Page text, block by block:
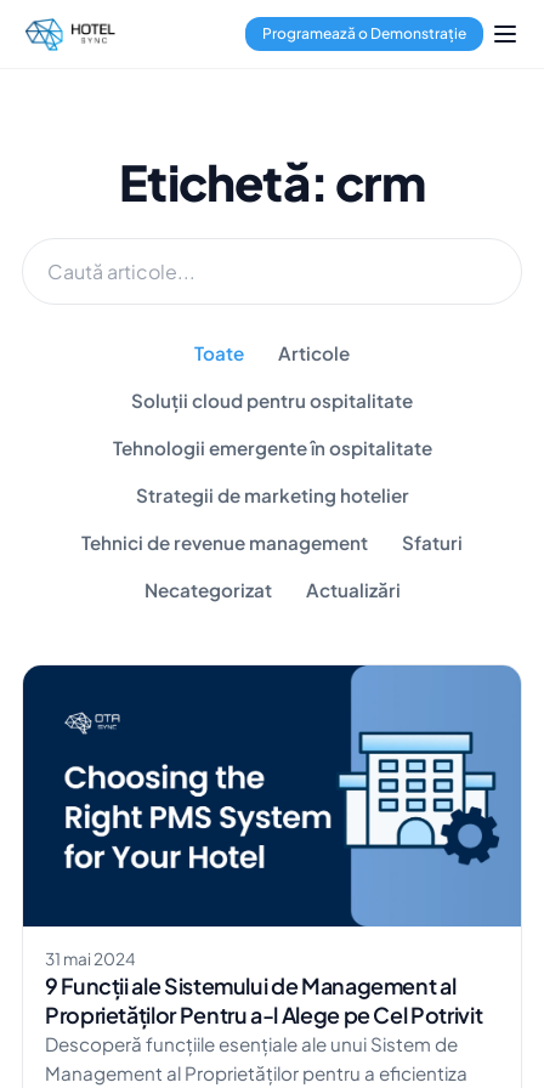
Programează o Demonstrație
Etichetă: crm
Toate Articole
Soluții cloud pentru ospitalitate
Tehnologii emergente în ospitalitate
Strategii de marketing hotelier
Tehnici de revenue management Sfaturi
Necategorizat Actualizări
31 mai 2024
9 Funcții ale Sistemului de Management al
Proprietăților Pentru a-l Alege pe Cel Potrivit
Descoperă funcțiile esențiale ale unui Sistem de
Management al Proprietăților pentru a eficientiza